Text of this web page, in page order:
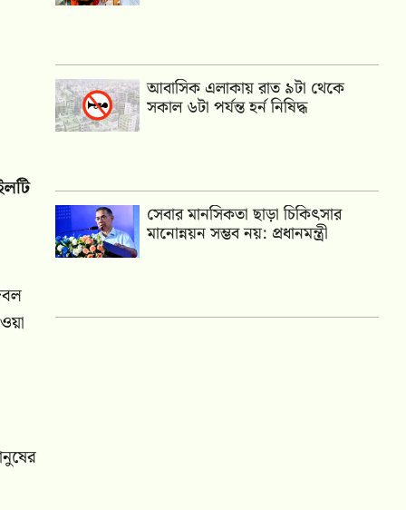
আবাসিক এলাকায় রাত ৯টা থেকে
সকাল ৬টা পর্যন্ত হর্ন নিষিদ্ধ
সেবার মানসিকতা ছাড়া চিকিৎসার
মানোন্নয়ন সম্ভব নয়: প্রধানমন্ত্রী